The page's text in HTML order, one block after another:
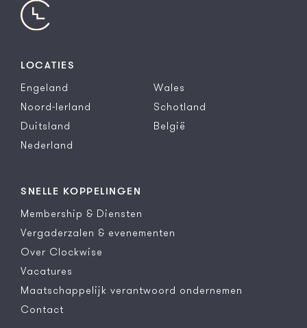
LOCATIES
Engeland
Wales
Noord-Ierland
Schotland
Duitsland
België
Nederland
SNELLE KOPPELINGEN
Membership & Diensten
Vergaderzalen & evenementen
Over Clockwise
Vacatures
Maatschappelijk verantwoord ondernemen
Contact